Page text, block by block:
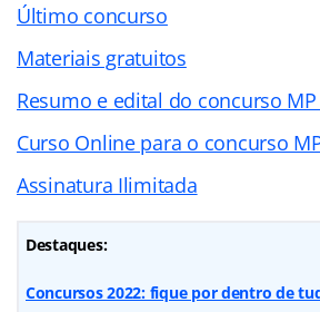
Último concurso
Materiais gratuitos
Resumo e edital do concurso
Curso Online para o concurso
Assinatura Ilimitada
Destaques:
Concursos 2022: fique por dentro de